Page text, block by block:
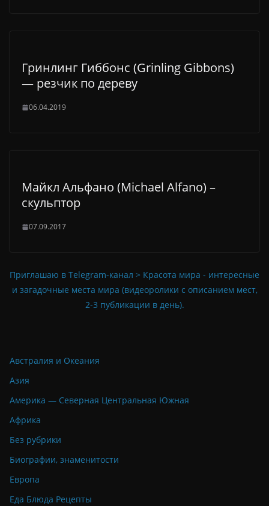
Гринлинг Гиббонс (Grinling Gibbons)
— резчик по дереву
06.04.2019
Майкл Альфано (Michael Alfano) –
скульптор
07.09.2017
Приглашаю в Telegram-канал > Красота мира - интересные
и загадочные места мира (видеоролики с описанием мест,
2-3 публикации в день).
Австралия и Океания
Азия
Америка — Северная Центральная Южная
Африка
Без рубрики
Биографии, знаменитости
Европа
Еда Блюда Рецепты